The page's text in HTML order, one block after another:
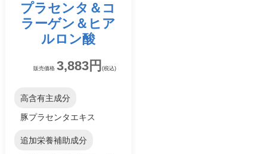
プラセンタ＆ コ
ラーゲン＆ ヒア
ルロン酸
販売価格 3,883円 (税込)
高含有主成分
豚プラセンタエキス
追加栄養補助成分